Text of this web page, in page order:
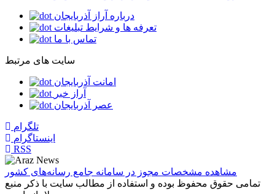
درباره آراز آذربایجان
تعرفه ها و شرایط تبلیغات
تماس با ما
سایت های مرتبط
امانت آذربایجان
آراز خبر
عصر آذربایجان
تلگرام
اینستاگرام
RSS
مشاهده مشخصات مجوز در سامانه جامع رسانه‌های کشور
تمامی حقوق محفوظ بوده و استفاده از مطالب سایت با ذکر منبع